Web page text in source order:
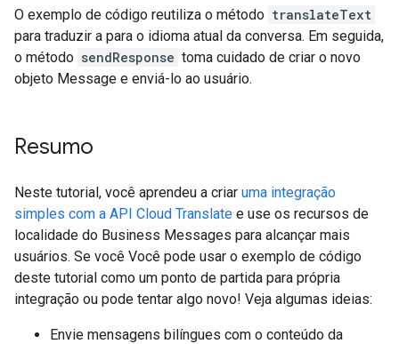
O exemplo de código reutiliza o método translateText
para traduzir a para o idioma atual da conversa. Em seguida,
o método sendResponse toma cuidado de criar o novo
objeto Message e enviá-lo ao usuário.
Resumo
Neste tutorial, você aprendeu a criar uma integração
simples com a API Cloud Translate e use os recursos de
localidade do Business Messages para alcançar mais
usuários. Se você Você pode usar o exemplo de código
deste tutorial como um ponto de partida para própria
integração ou pode tentar algo novo! Veja algumas ideias:
Envie mensagens bilíngues com o conteúdo da